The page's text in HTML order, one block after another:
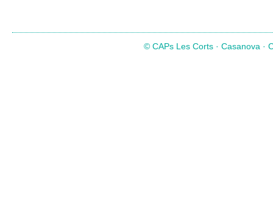
© CAPs Les Corts · Casanova ·